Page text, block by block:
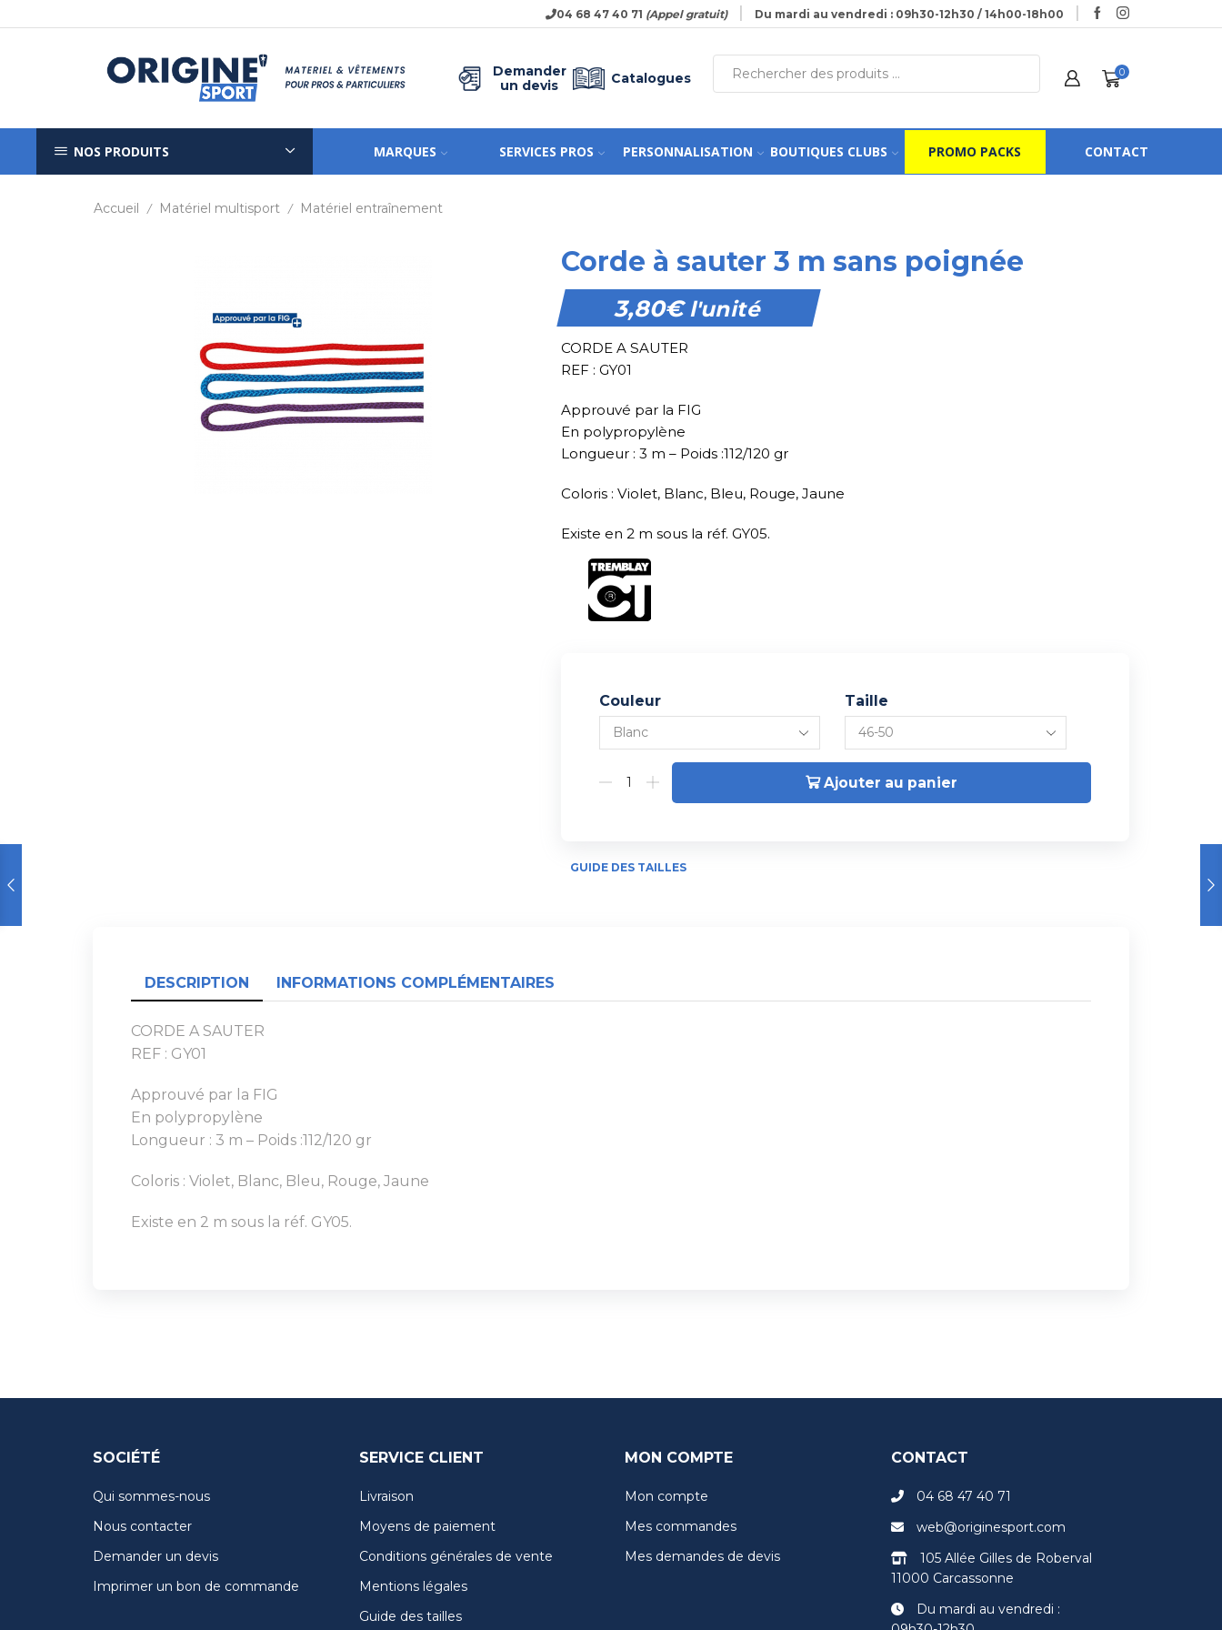
04 68 47 40 71 (Appel gratuit) Du mardi au vendredi : 09h30-12h30 / 14h00-18h00
Demander
un devis
Catalogues 0
NOS PRODUITS MARQUES SERVICES PROS PERSONNALISATION BOUTIQUES CLUBS PROMO PACKS CONTACT
Accueil / Matériel multisport / Matériel entraînement
Corde à sauter 3 m sans poignée
3,80€l'unité
CORDE A SAUTER
REF : GY01
Approuvé par la FIG
En polypropylène
Longueur : 3 m – Poids :112/120 gr
Coloris : Violet, Blanc, Bleu, Rouge, Jaune
Existe en 2 m sous la réf. GY05.
Couleur Taille
Ajouter au panier
GUIDE DES TAILLES
DESCRIPTION INFORMATIONS COMPLÉMENTAIRES
CORDE A SAUTER
REF : GY01
Approuvé par la FIG
En polypropylène
Longueur : 3 m – Poids :112/120 gr
Coloris : Violet, Blanc, Bleu, Rouge, Jaune
Existe en 2 m sous la réf. GY05.
SOCIÉTÉ
Qui sommes-nous
Nous contacter
Demander un devis
Imprimer un bon de commande
SERVICE CLIENT
Livraison
Moyens de paiement
Conditions générales de vente
Mentions légales
Guide des tailles
MON COMPTE
Mon compte
Mes commandes
Mes demandes de devis
CONTACT
04 68 47 40 71
web@originesport.com
105 Allée Gilles de Roberval
11000 Carcassonne
Du mardi au vendredi :